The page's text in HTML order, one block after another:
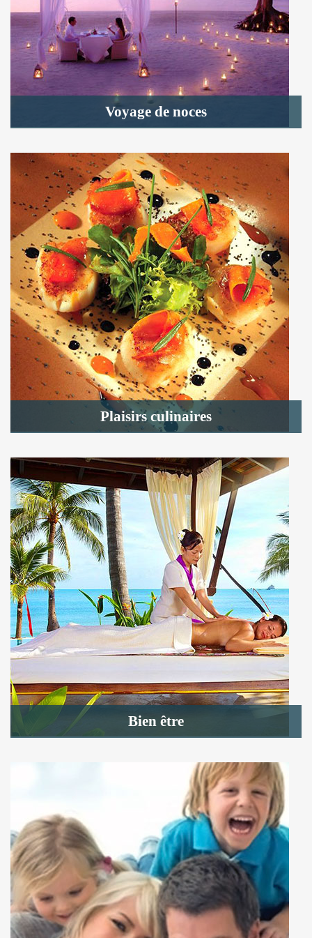
Voyage de noces
Plaisirs culinaires
Bien être